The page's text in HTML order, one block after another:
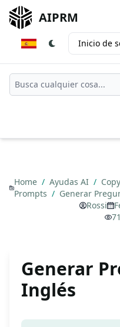
AIPRM
Inicio de
Home / Ayudas AI /
Prompts / Generar
Rossi
Generar
Inglés